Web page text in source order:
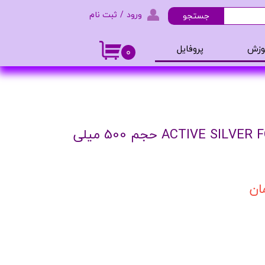
۰
ورود / ثبت نام
تغییر گذر واژه
و ادکلن
پروفایل
جستجو
شامپو بدن ACTIVE SILVER FORMULA حجم 500 میلی